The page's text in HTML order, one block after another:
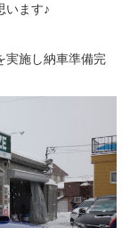
います♪
実施し納車準備完